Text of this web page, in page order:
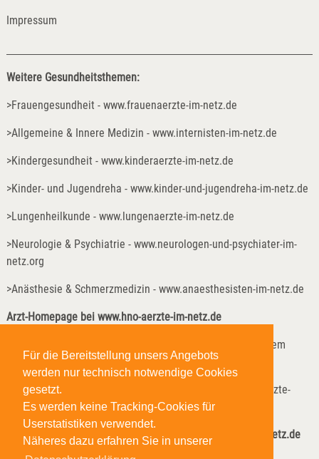
Für die Bereitstellung unsers Angebots
werden nur technisch notwendige Cookies
gesetzt.
Es werden keine Tracking-Cookies für
Userstatistiken verwendet.
Näheres dazu erfahren Sie in unserer
Impressum
Weitere Gesundheitsthemen:
>Frauengesundheit - www.frauenaerzte-im-netz.de
>Allgemeine & Innere Medizin - www.internisten-im-netz.de
>Kindergesundheit - www.kinderaerzte-im-netz.de
>Kinder- und Jugendreha - www.kinder-und-jugendreha-im-netz.de
>Lungenheilkunde - www.lungenaerzte-im-netz.de
>Neurologie & Psychiatrie - www.neurologen-und-psychiater-im-
netz.org
>Anästhesie & Schmerzmedizin - www.anaesthesisten-im-netz.de
Arzt-Homepage bei www.hno-aerzte-im-netz.de
können Patienten z.B. nach einem
geeigneten HNO-Arzt in der Nähe suchen.
Präsentieren Sie sich mit einer Arzt-Homepage im HNO-Ärzte-
Verzeichnis!
❯ Informationen und Anmeldung: www.monks-aerzte-im-netz.de